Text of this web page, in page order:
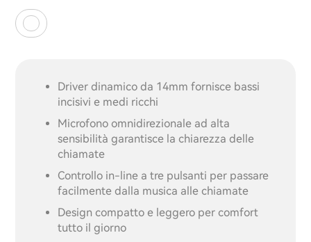
Driver dinamico da 14mm fornisce bassi
incisivi e medi ricchi
Microfono omnidirezionale ad alta
sensibilità garantisce la chiarezza delle
chiamate
Controllo in-line a tre pulsanti per passare
facilmente dalla musica alle chiamate
Design compatto e leggero per comfort
tutto il giorno